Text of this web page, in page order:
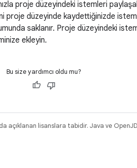
proje düzeyindeki istemleri
proje düzeyinde kaydettiğinizde istem
saklanır. Proje düzeyindeki
ekleyin.
Bu size yardımcı oldu mu?
açıklanan lisanslara tabidir. Java ve